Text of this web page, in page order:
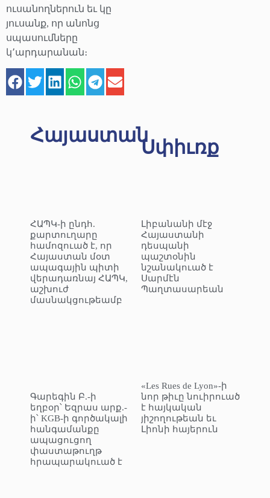
ուսանողներուն եւ կը
յուսանք, որ անոնց
սպասումները
կ՚արդարանան։
Հայաստան
ՀԱՊԿ-ի ընդհ.
քարտուղարը
համոզուած է, որ
Հայաստան մօտ
ապագային պիտի
վերադառնայ ՀԱՊԿ,
աշխուժ
մասնակցութեամբ
Գարեգին Բ.-ի
եղբօր՝ Եզրաս արք.-
ի՝ KGB-ի գործակալի
հանգամանքը
ապացուցող
փաստաթուղթ
հրապարակուած է
Սփիւռք
Լիբանանի մէջ
Հայաստանի
դեսպանի
պաշտօնին
նշանակուած է
Սարմէն
Պաղտասարեան
«Les Rues de Lyon»-ի
նոր թիւը նուիրուած
է հայկական
յիշողութեան եւ
Լիոնի հայերուն